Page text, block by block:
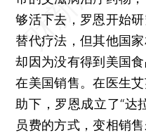
够活下去，罗恩开始
替代疗法，但其他国
却因为没有得到美国
在美国销售。在医生
助下，罗恩成立了“达
员费的方式，变相销